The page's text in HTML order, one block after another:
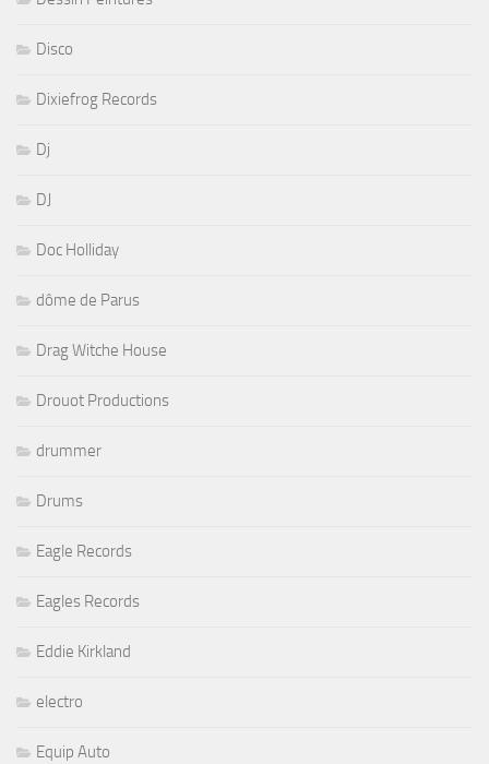
Disco
Dixiefrog Records
Dj
DJ
Doc Holliday
dôme de Parus
Drag Witche House
Drouot Productions
drummer
Drums
Eagle Records
Eagles Records
Eddie Kirkland
electro
Equip Auto